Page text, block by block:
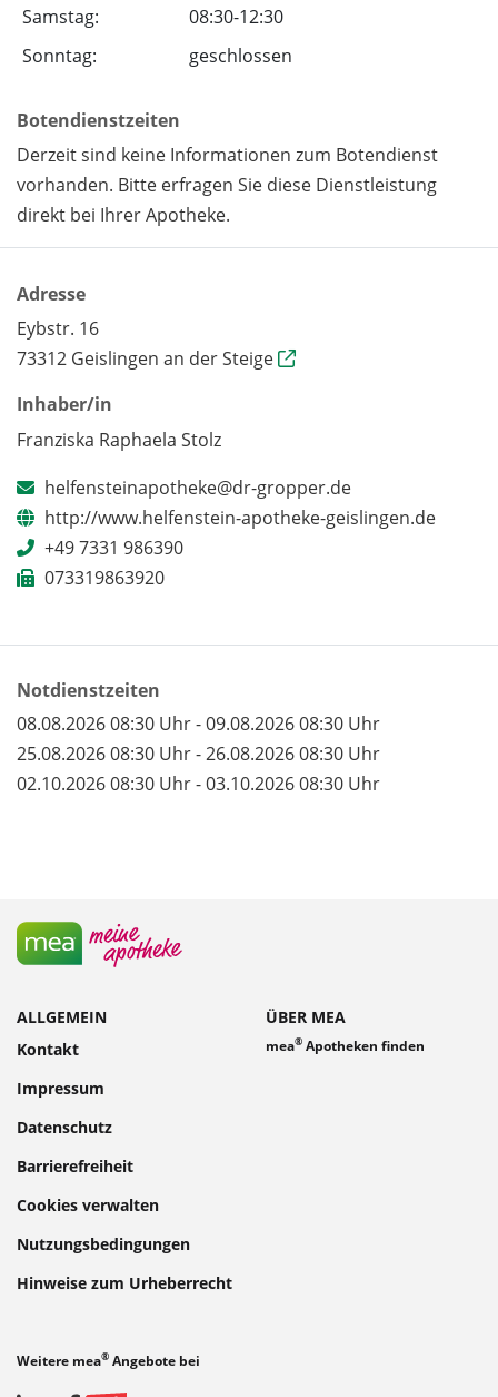
Samstag:
08:30-12:30
Sonntag:
geschlossen
Botendienstzeiten
Derzeit sind keine Informationen zum Botendienst
vorhanden. Bitte erfragen Sie diese Dienstleistung
direkt bei Ihrer Apotheke.
Adresse
Eybstr. 16
73312 Geislingen an der Steige
Inhaber/in
Franziska Raphaela Stolz
helfensteinapotheke@dr-gropper.de
http://www.helfenstein-apotheke-geislingen.de
+49 7331 986390
073319863920
Notdienstzeiten
08.08.2026 08:30 Uhr - 09.08.2026 08:30 Uhr
25.08.2026 08:30 Uhr - 26.08.2026 08:30 Uhr
02.10.2026 08:30 Uhr - 03.10.2026 08:30 Uhr
ALLGEMEIN
Kontakt
Impressum
Datenschutz
Barrierefreiheit
Cookies verwalten
Nutzungsbedingungen
Hinweise zum Urheberrecht
ÜBER MEA
mea® Apotheken finden
Weitere mea® Angebote bei